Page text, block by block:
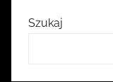
Szukaj